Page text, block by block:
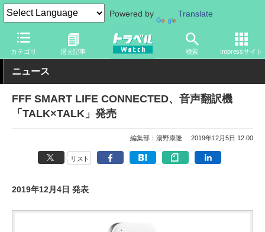
Powered by Translate
カテゴリ 過去記事 検索 Impressサイト
トラベル Watch 旅のアイテム ガジェット その他
ニュース
FFF SMART LIFE CONNECTED、音声翻訳機
「TALK×TALK」発売
編集部：湯野康隆 2019年12月5日 12:00
リスト
2019年12月4日 発表